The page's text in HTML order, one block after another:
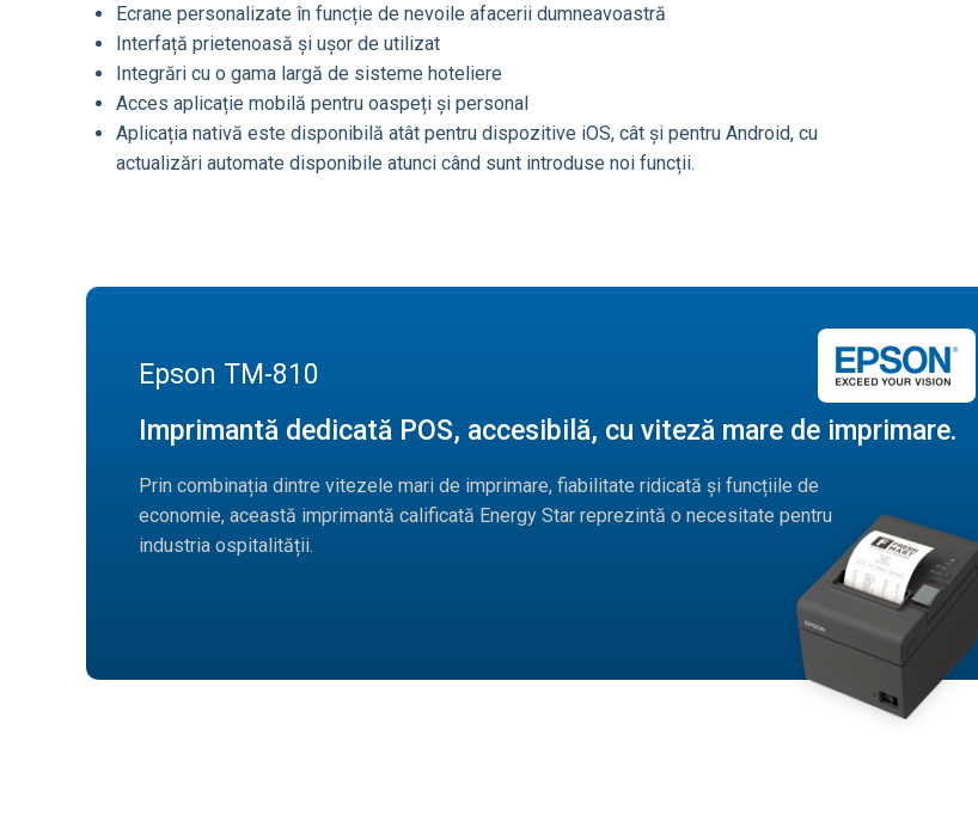
Ecrane personalizate în funcție de nevoile afacerii dumneavoastră
Interfață prietenoasă și ușor de utilizat
Integrări cu o gama largă de sisteme hoteliere
Acces aplicație mobilă pentru oaspeți și personal
Aplicația nativă este disponibilă atât pentru dispozitive iOS, cât și pentru Android, cu
actualizări automate disponibile atunci când sunt introduse noi funcții.
Epson TM-810
Imprimantă dedicată POS, accesibilă, cu viteză mare de imprimare.
Prin combinația dintre vitezele mari de imprimare, fiabilitate ridicată și funcțiile de
economie, această imprimantă calificată Energy Star reprezintă o necesitate pentru
industria ospitalității.